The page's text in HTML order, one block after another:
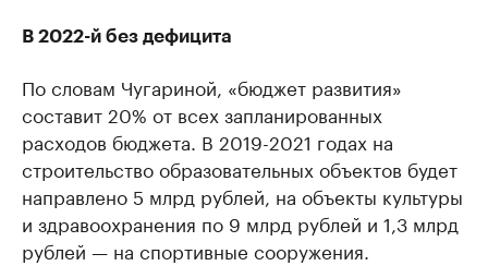
В 2022-й без дефицита
По словам Чугариной, «бюджет развития»
составит 20% от всех запланированных
расходов бюджета. В 2019-2021 годах на
строительство образовательных объектов будет
направлено 5 млрд рублей, на объекты культуры
и здравоохранения по 9 млрд рублей и 1,3 млрд
рублей — на спортивные сооружения.